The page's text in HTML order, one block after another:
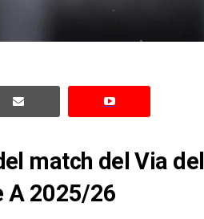
match del Via del
A 2025/26